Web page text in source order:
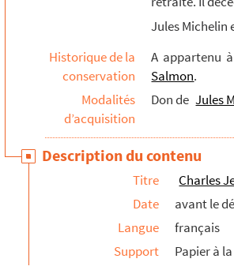
Fonds Jean-Baptiste-Rivot
Jules Michelin
Historique de la
conservation
A appartenu
Salmon.
Modalités
d’acquisition
Don de Jules
Description du contenu
Titre
Charles
Date
avant le
Langue
français
Support
Papier à